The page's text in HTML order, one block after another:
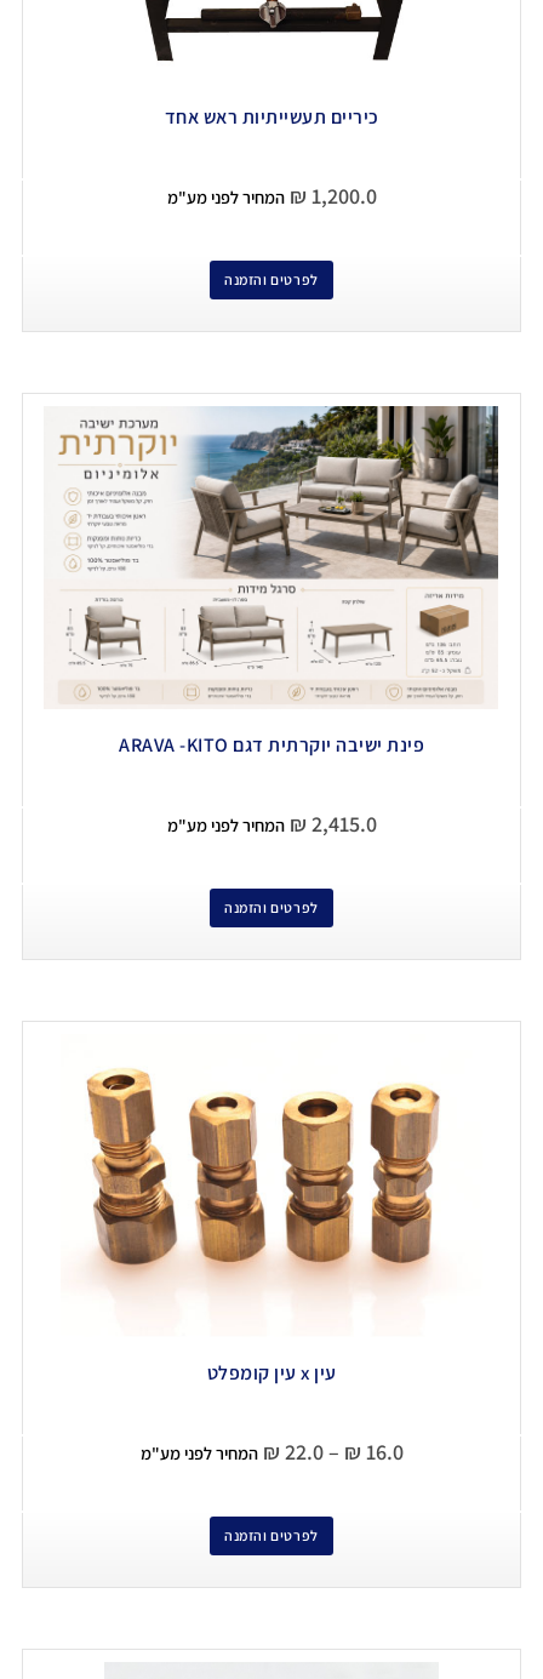
כיריים תעשייתיות ראש אחד
₪ 1,200.0 המחיר לפני מע"מ
לפרטים והזמנה
פינת ישיבה יוקרתית דגם ARAVA -KITO
₪ 2,415.0 המחיר לפני מע"מ
לפרטים והזמנה
עין x עין קומפלט
₪ 16.0
–
₪ 22.0 המחיר לפני מע"מ
לפרטים והזמנה